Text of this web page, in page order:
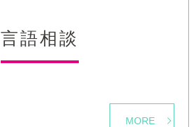
言語相談
MORE